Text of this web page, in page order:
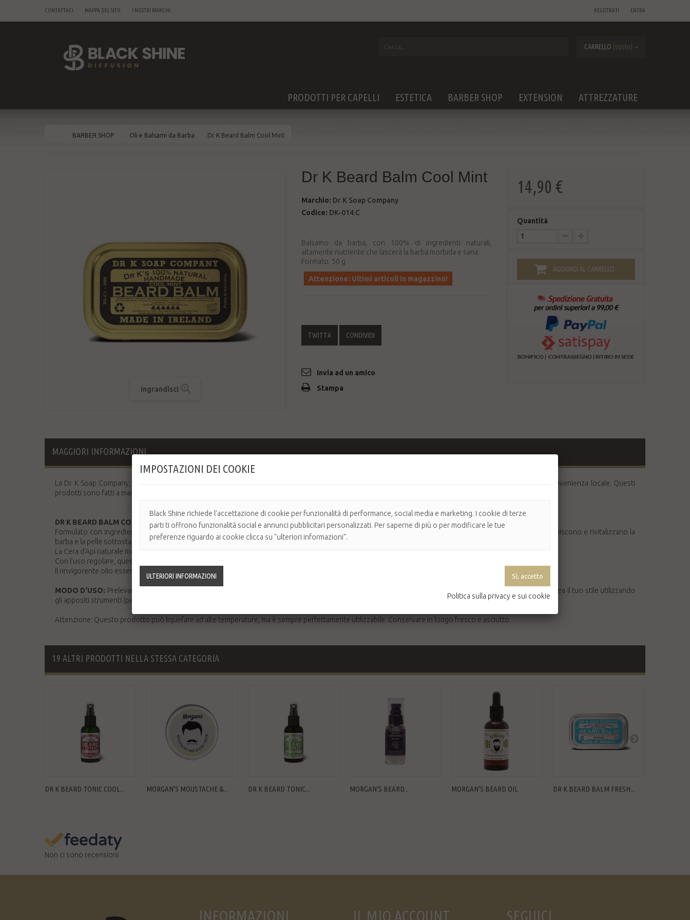
ENTRA
REGISTRATI
CONTATTACI MAPPA DEL SITO I NOSTRI MARCHI
CARRELLO (vuoto)
ATTREZZATURE
EXTENSION
BARBER SHOP
ESTETICA
PRODOTTI PER CAPELLI
BARBER SHOP Oli e Balsami da Barba Dr K Beard Balm Cool Mint
Ingrandisci
Dr K Beard Balm Cool Mint
Marchio: Dr K Soap Company
Codice: DK-014.C
Balsamo da barba, con 100% di ingredienti naturali,
altamente nutriente che lascerà la barba morbida e sana.
Formato: 50 g
Attenzione: Ultimi articoli in magazzino!
TWITTA CONDIVIDI
Invia ad un amico
Stampa
14,90 €
Quantità
AGGIUNGI AL CARRELLO
MAGGIORI INFORMAZIONI
La Dr K Soap Company, con sede a Cork, produce i migliori saponi naturali e prodotti specifici per la rasatura e per la cura della pelle con ingredienti di provenienza locale. Questi
prodotti sono fatti a mano in Irlanda secondo le severe norme cosmetici dell'UE e sono privi di SLS, parabeni, derivati del petrolio e non sono testati su animali.
DR K BEARD BALM COOL MINT
Formulato con ingredienti naturali, questo nutriente balsamo per barba contiene Burro di Karitè per condizionare, mentre l'Olio di Cocco e la Vitamina E leniscono e rivitalizzano la
barba e la pelle sottostante.
La Cera d'Api naturale modella e mantiene lo stile preferito della barba, governando i peli più disordinati.
Con l'uso regolare, questo balsamo altamente nutriente lascerà la barba morbida e sana.
Il rinvigorente olio essenziale di Menta Piperita dona una profumazione irresistibile al prodotto.
MODO D'USO: Prelevare una piccola quantità di prodotto e stendere sul palmo della mano. Applicare con parsimonia sulla barba e sulla pelle sottostante. Crea il tuo stile utilizzando
gli appositi strumenti (pettine e spazzola da barba).
Attenzione: Questo prodotto può liquefare ad alte temperature, ma è sempre perfettamente utilizzabile. Conservare in luogo fresco e asciutto.
19 ALTRI PRODOTTI NELLA STESSA CATEGORIA
DR K BEARD TONIC COOL... MORGAN'S MOUSTACHE &... DR K BEARD TONIC... MORGAN'S BEARD... MORGAN'S BEARD OIL DR K BEARD BALM FRESH...
Non ci sono recensioni
INFORMAZIONI IL MIO ACCOUNT SEGUICI
IMPOSTAZIONI DEI COOKIE
Black Shine richiede l'accettazione di cookie per funzionalità di performance, social media e marketing. I cookie di terze
parti ti offrono funzionalità social e annunci pubblicitari personalizzati. Per saperne di più o per modificare le tue
preferenze riguardo ai cookie clicca su "ulteriori informazioni".
Politica sulla privacy e sui cookie